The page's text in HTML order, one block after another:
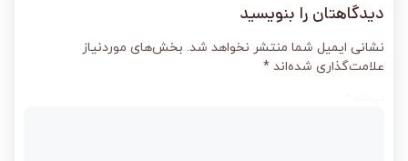
دیدگاهتان را بنویسید
نشانی ایمیل شما منتشر نخواهد شد. بخش‌های موردنیاز
علامت‌گذاری شده‌اند *